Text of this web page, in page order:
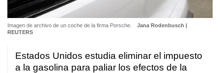
Imagen de archivo de un coche de la firma Porsche.
Jana Rodenbusch |
REUTERS
Estados Unidos estudia eliminar el impuesto
a la gasolina para paliar los efectos de la